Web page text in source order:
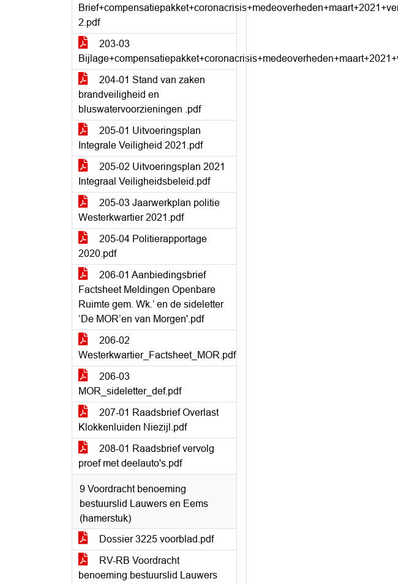
2.pdf
203-03
204-01 Stand van zaken
brandveiligheid en
bluswatervoorzieningen .pdf
205-01 Uitvoeringsplan
Integrale Veiligheid 2021.pdf
205-02 Uitvoeringsplan 2021
Integraal Veiligheidsbeleid.pdf
205-03 Jaarwerkplan politie
Westerkwartier 2021.pdf
205-04 Politierapportage
2020.pdf
206-01 Aanbiedingsbrief
Factsheet Meldingen Openbare
Ruimte gem. Wk.’ en de sideletter
‘De MOR’en van Morgen'.pdf
206-02
Westerkwartier_Factsheet_MOR.pdf
206-03
MOR_sideletter_def.pdf
207-01 Raadsbrief Overlast
Klokkenluiden Niezijl.pdf
208-01 Raadsbrief vervolg
proef met deelauto's.pdf
9 Voordracht benoeming
bestuurslid Lauwers en Eems
(hamerstuk)
Dossier 3225 voorblad.pdf
RV-RB Voordracht
benoeming bestuurslid Lauwers